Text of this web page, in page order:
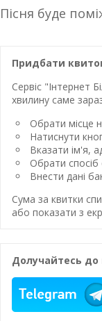
Пісня буде
Придбати
Сервіс "Інтернет
хвилину саме
Обрати місце
Натиснути
Вказати ім'я,
Обрати
Внести дані
Сума за квитки
або показати з
Долучайтесь до